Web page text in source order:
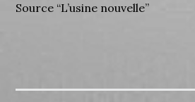
Source “L’usine nouvelle”